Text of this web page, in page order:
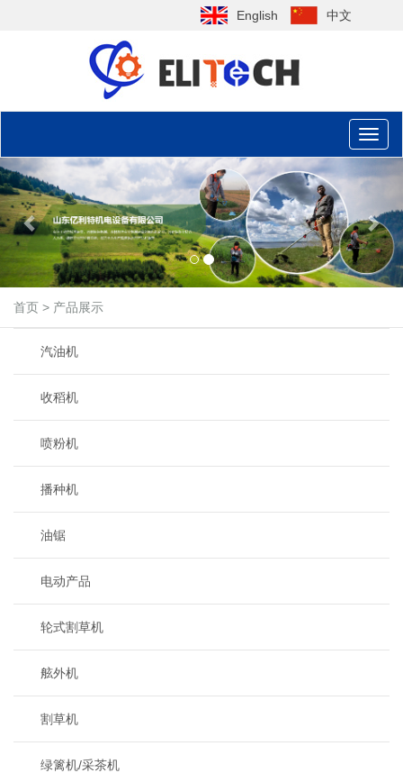
中文
English
Previous
首页 > 产品展示
汽油机
收稻机
喷粉机
播种机
油锯
电动产品
轮式割草机
舷外机
割草机
绿篱机/采茶机